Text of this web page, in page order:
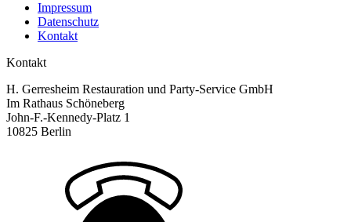
Impressum
Datenschutz
Kontakt
Kontakt
H. Gerresheim Restauration und Party-Service GmbH
Im Rathaus Schöneberg
John-F.-Kennedy-Platz 1
10825 Berlin